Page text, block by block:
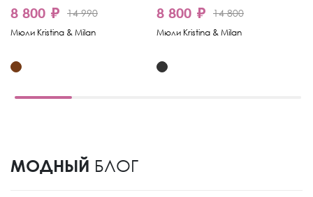
8 800 ₽ 14 990
Мюли Kristina & Milan
8 800 ₽ 14 800
Мюли Kristina & Milan
МОДНЫЙ БЛОГ